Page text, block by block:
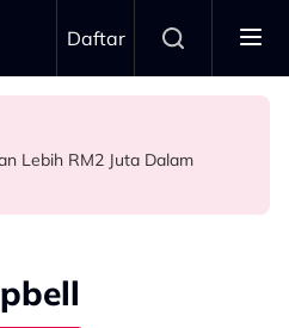
Daftar
Isteri Ketika Berpantang -
Nepal Naik Gunung 10
Lebih RM2 Juta Dalam
Teresak-Esak Menangis…”
- Jinggo Nasihat Ibu Bapa
Rumah Tangga Anak